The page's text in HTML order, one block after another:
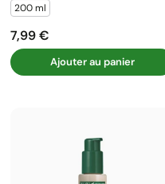
200 ml
Prix
7,99 €
Ajouter au panier